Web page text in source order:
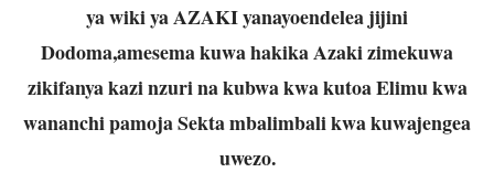
ya wiki ya AZAKI yanayoendelea jijini
Dodoma,amesema kuwa hakika Azaki zimekuwa
zikifanya kazi nzuri na kubwa kwa kutoa Elimu kwa
wananchi pamoja Sekta mbalimbali kwa kuwajengea
uwezo.